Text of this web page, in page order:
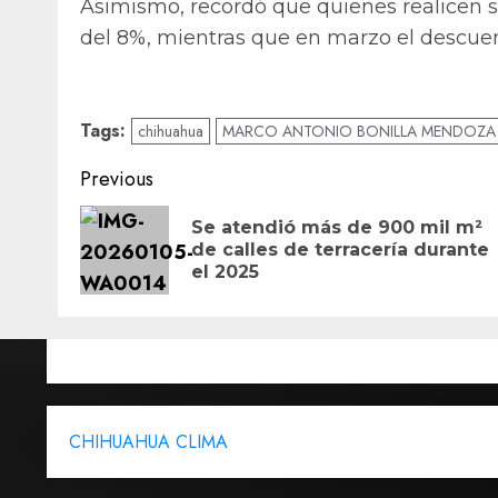
Asimismo, recordó que quienes realicen
del 8%, mientras que en marzo el
Tags: chihuahua MARCO ANTONIO BONILLA MENDOZA
Post
navigation
Previous
Se atendió más de 900 mil m²
de calles de terracería durante
el 2025
CHIHUAHUA CLIMA